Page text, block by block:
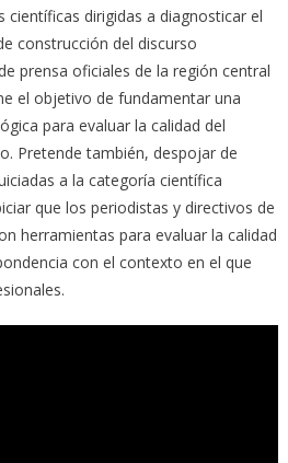
dirigidas a diagnosticar el
construcción del discurso
prensa oficiales de la región central
el objetivo de fundamentar una
para evaluar la calidad del
Pretende también, despojar de
a la categoría científica
que los periodistas y directivos de
herramientas para evaluar la calidad
con el contexto en el que